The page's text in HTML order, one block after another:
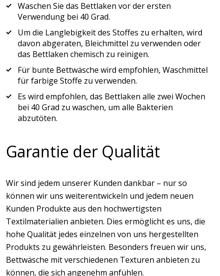
Waschen Sie das Bettlaken vor der ersten
Verwendung bei 40 Grad.
Um die Langlebigkeit des Stoffes zu erhalten, wird
davon abgeraten, Bleichmittel zu verwenden oder
das Bettlaken chemisch zu reinigen.
Für bunte Bettwäsche wird empfohlen, Waschmittel
für farbige Stoffe zu verwenden.
Es wird empfohlen, das Bettlaken alle zwei Wochen
bei 40 Grad zu waschen, um alle Bakterien
abzutöten.
Garantie der Qualität
Wir sind jedem unserer Kunden dankbar – nur so
können wir uns weiterentwickeln und jedem neuen
Kunden Produkte aus den hochwertigsten
Textilmaterialien anbieten. Dies ermöglicht es uns, die
hohe Qualität jedes einzelnen von uns hergestellten
Produkts zu gewährleisten. Besonders freuen wir uns,
Bettwäsche mit verschiedenen Texturen anbieten zu
können, die sich angenehm anfühlen.